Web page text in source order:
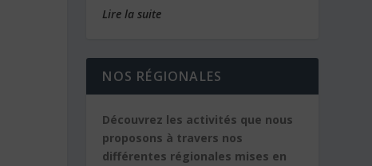
Lire la suite
NOS RÉGIONALES
Découvrez les activités que nous
proposons à travers nos
différentes régionales mises en